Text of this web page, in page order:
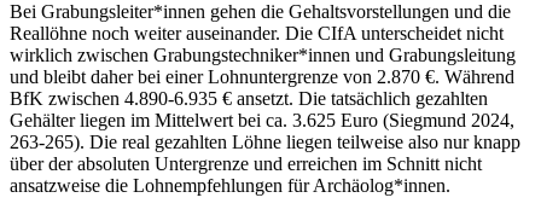
Bei Grabungsleiter*innen gehen die Gehaltsvorstellungen und die
Reallöhne noch weiter auseinander. Die CIfA unterscheidet nicht
wirklich zwischen Grabungstechniker*innen und Grabungsleitung
und bleibt daher bei einer Lohnuntergrenze von 2.870 €. Während
BfK zwischen 4.890-6.935 € ansetzt. Die tatsächlich gezahlten
Gehälter liegen im Mittelwert bei ca. 3.625 Euro (Siegmund 2024,
263-265). Die real gezahlten Löhne liegen teilweise also nur knapp
über der absoluten Untergrenze und erreichen im Schnitt nicht
ansatzweise die Lohnempfehlungen für Archäolog*innen.